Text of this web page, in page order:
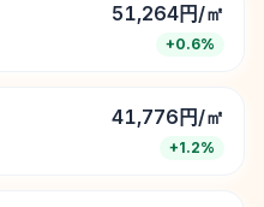
51,264円/㎡
+0.6%
41,776円/㎡
+1.2%